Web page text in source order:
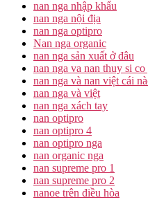
nan nga nhập khẩu
nan nga nội địa
nan nga optipro
Nan nga organic
nan nga sản xuất ở đâu
nan nga va nan thuy si
nan nga và nan việt cái
nan nga và việt
nan nga xách tay
nan optipro
nan optipro 4
nan optipro nga
nan organic nga
nan supreme pro 1
nan supreme pro 2
nanoe trên điều hòa